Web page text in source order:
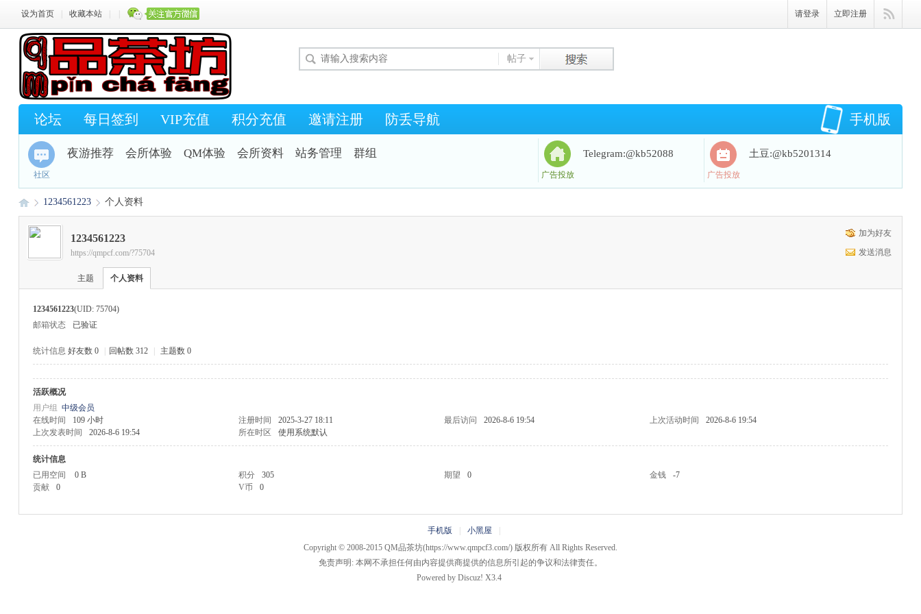
设为首页 收藏本站 请登录 立即注册
帖子
手机版
论坛 每日签到 VIP充值 积分充值 邀请注册 防丢导航
社区
夜游推荐 会所体验 QM体验 会所资料 站务管理 群组 土豆:@kb5201314
广告投放
Telegram:@kb52088
广告投放
›
1234561223 个人资料
加为好友
发送消息
1234561223
https://qmpcf.com/?75704
主题 个人资料
1234561223(UID: 75704)
邮箱状态
已验证
统计信息 好友数 0 回帖数 312 主题数 0
活跃概况
用户组 中级会员
在线时间
109 小时 注册时间 2025-3-27 18:11 最后访问 2026-8-6 19:54 上次活动时间
2026-8-6 19:54
上次发表时间
2026-8-6 19:54 所在时区 使用系统默认
统计信息
已用空间
0 B 积分 305 期望 0 金钱
-7
贡献
0 V币 0
手机版 小黑屋
Copyright © 2008-2015 QM品茶坊(https://www.qmpcf3.com/) 版权所有 All Rights Reserved.
免责声明: 本网不承担任何由内容提供商提供的信息所引起的争议和法律责任。
Powered byDiscuz! X3.4